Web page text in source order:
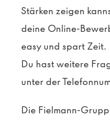
Stärken zeigen
deine Online-
easy und spart Zeit.
Du hast weitere
unter der
Die Fielmann-